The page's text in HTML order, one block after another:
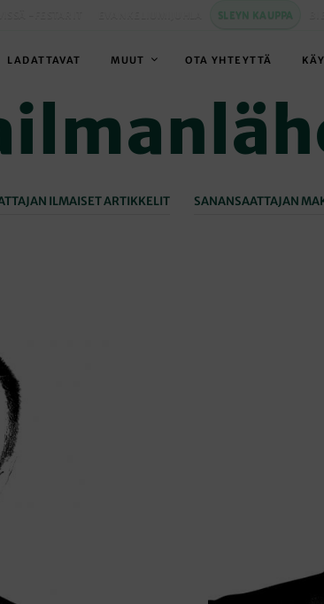
SLEYN KAUPPA
LADATTAVAT MUUT OTA YHTEYTTÄ
ILMAISET ARTIKKELIT SANANSAATTAJAN